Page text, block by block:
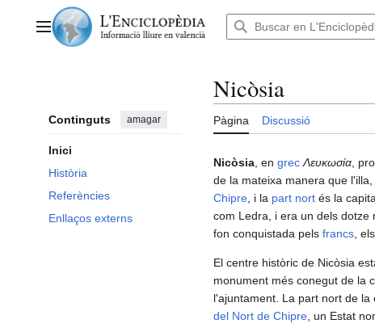
contingutMenú principal
Continguts amagar
Inici
Història
Referències
Enllaços externs
Nicòsia
Pàgina Discussió
Nicòsia , en grec Λευκωσία ,
de la mateixa manera que
Chipre , i la part nort és la
com Ledra, i era un dels dotze
fon conquistada pels francs , els
El centre històric de Nicòsia
monument més conegut de la
l'ajuntament. La part nort de
del Nort de Chipre , un Estat